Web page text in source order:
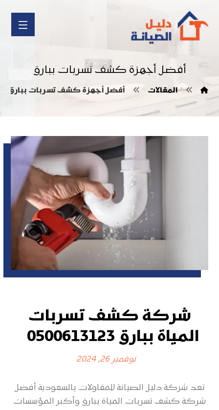
أفضل أجهزة كشف تسربات ببارق
المقالات أفضل أجهزة كشف تسربات ببارق
شركة كشف تسربات
المياة ببارق 0500613123
نوفمبر 26, 2024
تعد شركة دليل الصيانة للمقاولات بالسعودية أفضل
شركة كشف تسربات المياة ببارق وأكبر المؤسسات